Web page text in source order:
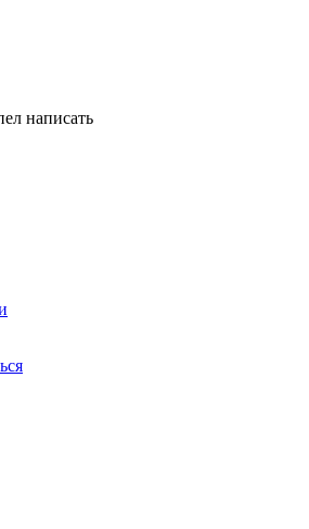
написать